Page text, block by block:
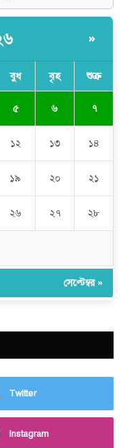
»
বুধ বৃহ শুক্র
৫ ৬ ৭
১২ ১৩ ১৪
১৯ ২০ ২১
২৬ ২৭ ২৮
সেপ্টেম্বর »
Twitter
Instagram